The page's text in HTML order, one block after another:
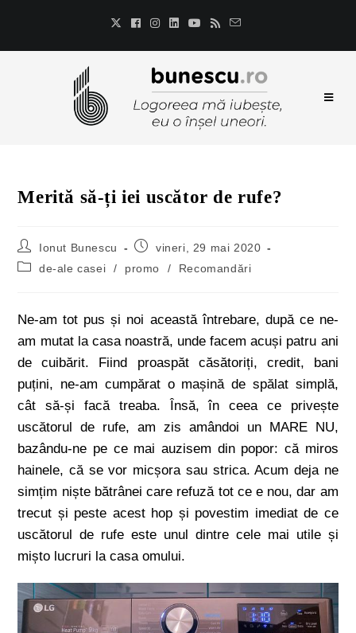
Merită să-ți iei uscător de rufe?
Ionut Bunescu
vineri, 29 mai 2020
de-ale casei
/ promo / Recomandări
Ne-am tot pus și noi această întrebare, după ce ne-
am mutat la casa noastră, unde facem acuși patru ani
de cuibărit. Fiind proaspăt căsătoriți, credit, bani
puțini, ne-am cumpărat o mașină de spălat simplă,
cât să-și facă treaba. Însă, în ceea ce privește
uscătorul de rufe, am zis amândoi un MARE NU,
bazându-ne pe ce mai auzisem din popor: că miros
hainele, că se vor micșora sau strica. Acum deja ne
simțim niște bătrânei care refuză tot ce e nou, dar am
trecut și peste acest hop și povestim imediat de ce
uscătorul de rufe este unul dintre cele mai utile și
mișto lucruri la casa omului.